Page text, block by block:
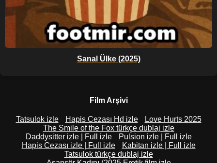
Sanal Ülke (2025)
Film Arşivi
Tatsulok izle Hapis Cezası Hd izle
Love Hurts 2025
The Smile of the Fox türkçe dublaj izle
Daddysitter izle | Full izle
Pulsion izle | Full izle
Hapis Cezası izle | Full izle
Kabitan izle | Full izle
Tatsulok türkçe dublaj izle